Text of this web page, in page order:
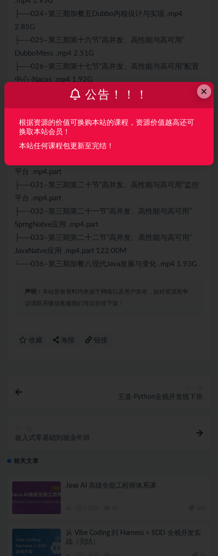
├──024–第三期加餐五 Dubbo 内核设计与实现 .mp4
2.85G
├──025–第三期第十六节“高并发、高性能与高可用”
Dubbo Mess .mp4 2.51G
├──026–第三期第十七节“高并发、高性能与高可用”配置
中心-Nacos .mp4 1.92G
├──027–第三期第十八节“高并发、高性能与高可用”配置
├──028–第三期加餐六“高并发、高性能与高可用”分布式
配置客户端实现 .mp4.part 92.00M
├──029–第三期加餐七GraalVM基础 .mp4 2.28G
平台 .mp4.part
├──031–第三期第二十节“高并发、高性能与高可用”监控
平台 .mp4.part
├──032–第三期第二十一节“高并发、高性能与高可用”
SprngNatve应用 .mp4.part
├──033–第三期第二十二节“高并发、高性能与高可用”
Java Natve应用 .mp4.part 122.00M
└──036–第三期加餐八现代Java发展与变化 .mp4 1.93G
声明： 本站所有资料均来源于网络以及用户发布，如对资源有争
议请联系微信客服我们可以安排下架！
收藏 海报 链接
王道-Python全栈开发线下班
嵌入式零基础到就业年班
相关文章
Java AI 高级全能工程师体系课
从 Vibe Coding 到 Harness × SDD 全栈开发实
战（完结）
×
公告！！！
根据资源的价值可换购本站的课程，资源价值越高还可
换取本站会员！
本站任何课程包更新至完结！